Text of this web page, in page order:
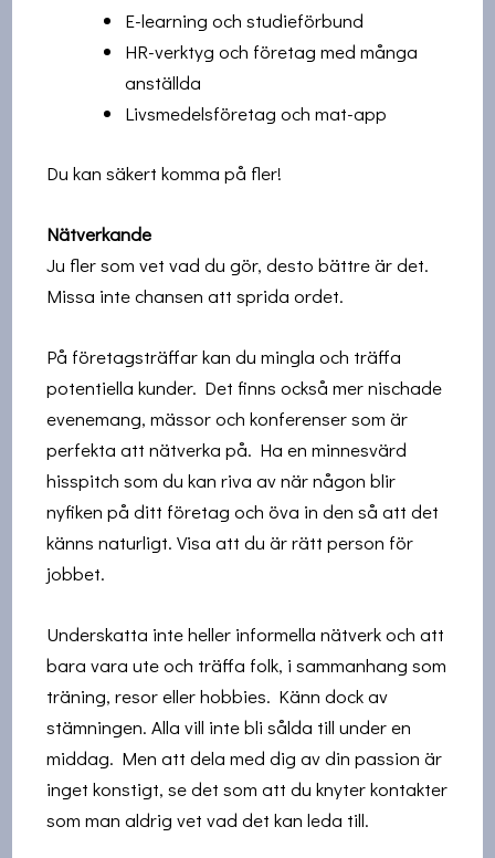
E-learning och studieförbund
HR-verktyg och företag med många
anställda
Livsmedelsföretag och mat-app
Du kan säkert komma på fler!
Nätverkande
Ju fler som vet vad du gör, desto bättre är det.
Missa inte chansen att sprida ordet.
På företagsträffar kan du mingla och träffa
potentiella kunder. Det finns också mer nischade
evenemang, mässor och konferenser som är
perfekta att nätverka på. Ha en minnesvärd
hisspitch som du kan riva av när någon blir
nyfiken på ditt företag och öva in den så att det
känns naturligt. Visa att du är rätt person för
jobbet.
Underskatta inte heller informella nätverk och att
bara vara ute och träffa folk, i sammanhang som
träning, resor eller hobbies. Känn dock av
stämningen. Alla vill inte bli sålda till under en
middag. Men att dela med dig av din passion är
inget konstigt, se det som att du knyter kontakter
som man aldrig vet vad det kan leda till.